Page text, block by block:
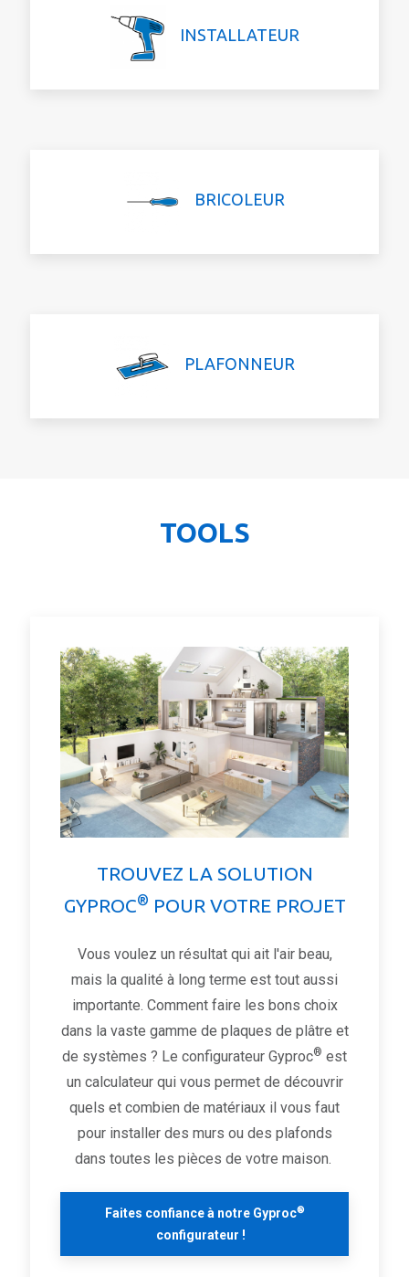
INSTALLATEUR
BRICOLEUR
PLAFONNEUR
TOOLS
TROUVEZ LA SOLUTION
GYPROC® POUR VOTRE PROJET
Vous voulez un résultat qui ait l'air beau,
mais la qualité à long terme est tout aussi
importante. Comment faire les bons choix
dans la vaste gamme de plaques de plâtre et
de systèmes ? Le configurateur Gyproc® est
un calculateur qui vous permet de découvrir
quels et combien de matériaux il vous faut
pour installer des murs ou des plafonds
dans toutes les pièces de votre maison.
Faites confiance à notre Gyproc®
configurateur !